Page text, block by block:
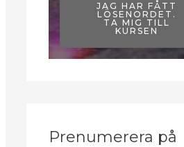
JAG HAR FÅTT
LÖSENORDET.
TA MIG TILL
KURSEN
Prenumerera på